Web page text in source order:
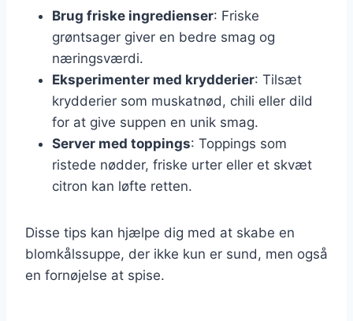
Brug friske ingredienser: Friske
grøntsager giver en bedre smag og
næringsværdi.
Eksperimenter med krydderier: Tilsæt
krydderier som muskatnød, chili eller dild
for at give suppen en unik smag.
Server med toppings: Toppings som
ristede nødder, friske urter eller et skvæt
citron kan løfte retten.
Disse tips kan hjælpe dig med at skabe en
blomkålssuppe, der ikke kun er sund, men også
en fornøjelse at spise.